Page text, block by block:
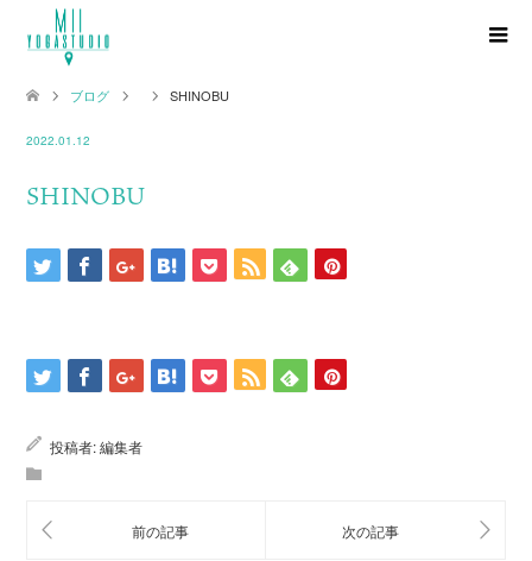
ブログ SHINOBU
2022.01.12
SHINOBU
投稿者:編集者